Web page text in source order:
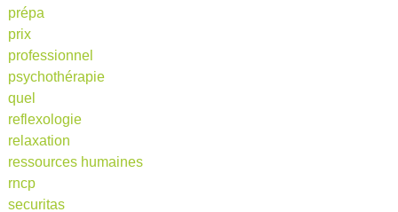
prépa
prix
professionnel
psychothérapie
quel
reflexologie
relaxation
ressources humaines
rncp
securitas